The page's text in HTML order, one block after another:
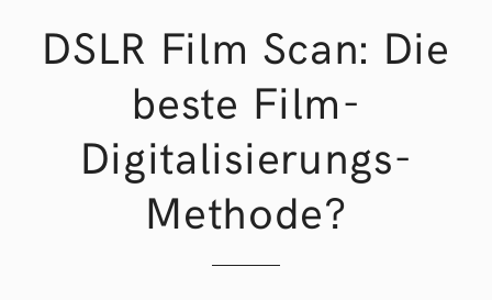
g
a
DSLR Film Scan: Die
beste Film-
Digitalisierungs-
Methode?